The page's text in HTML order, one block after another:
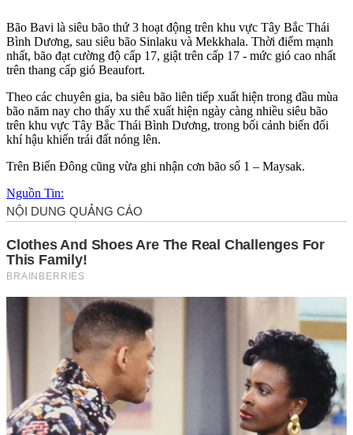
Bão Bavi là siêu bão thứ 3 hoạt động trên khu vực Tây Bắc Thái
Bình Dương, sau siêu bão Sinlaku và Mekkhala. Thời điểm mạnh
nhất, bão đạt cường độ cấp 17, giật trên cấp 17 - mức gió cao nhất
trên thang cấp gió Beaufort.
Theo các chuyên gia, ba siêu bão liên tiếp xuất hiện trong đầu mùa
bão năm nay cho thấy xu thế xuất hiện ngày càng nhiều siêu bão
trên khu vực Tây Bắc Thái Bình Dương, trong bối cảnh biến đổi
khí hậu khiến trái đất nóng lên.
Trên Biển Đông cũng vừa ghi nhận cơn bão số 1 – Maysak.
Nguồn Tin: